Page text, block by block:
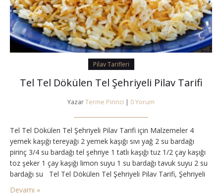
Pilav Tarifleri
Tel Tel Dökülen Tel Şehriyeli Pilav Tarifi
YazarTerme Pirinci | 0 Yorum
Tel Tel Dökülen Tel Şehriyeli Pilav Tarifi için Malzemeler 4
yemek kaşığı tereyağı 2 yemek kaşığı sıvı yağ 2 su bardağı
pirinç 3/4 su bardağı tel şehriye 1 tatlı kaşığı tuz 1/2 çay kaşığı
toz şeker 1 çay kaşığı limon suyu 1 su bardağı tavuk suyu 2 su
bardağı su Tel Tel Dökülen Tel Şehriyeli Pilav Tarifi, Şehriyeli
Devamı »